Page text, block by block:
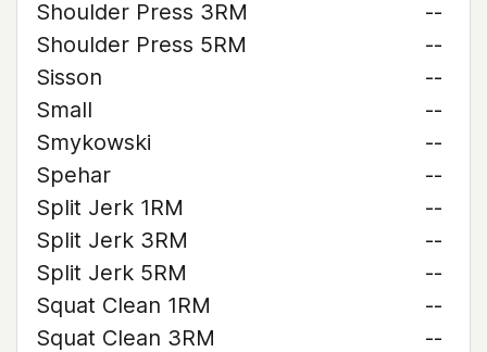
Shoulder Press 3RM
--
Shoulder Press 5RM
--
Sisson
--
Small
--
Smykowski
--
Spehar
--
Split Jerk 1RM
--
Split Jerk 3RM
--
Split Jerk 5RM
--
Squat Clean 1RM
--
Squat Clean 3RM
--